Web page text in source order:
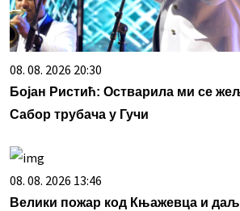
08. 08. 2026 20:30
Бојан Ристић: Остварила ми се
Сабор трубача у Гучи
08. 08. 2026 13:46
Велики пожар код Књажевца и